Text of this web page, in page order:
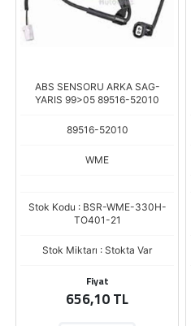
ABS SENSORU ARKA SAG-
YARIS 99>05 89516-52010
89516-52010
WME
Stok Kodu : BSR-WME-330H-
TO401-21
Stok Miktarı : Stokta Var
Fiyat
656,10 TL